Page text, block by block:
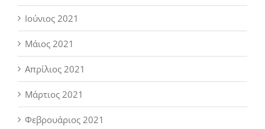
Ιούνιος 2021
Μάιος 2021
Απρίλιος 2021
Μάρτιος 2021
Φεβρουάριος 2021